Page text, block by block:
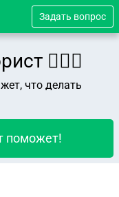
Задать вопрос
👨🏻‍⚖️
что делать
поможет!